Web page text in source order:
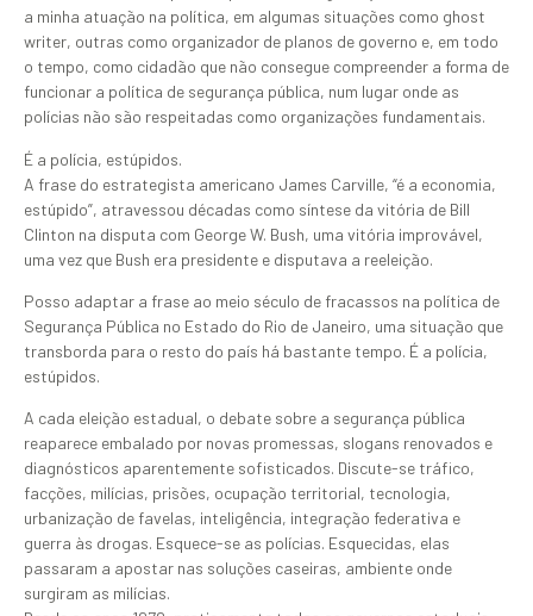
a minha atuação na política, em algumas situações como ghost
writer, outras como organizador de planos de governo e, em todo
o tempo, como cidadão que não consegue compreender a forma de
funcionar a política de segurança pública, num lugar onde as
polícias não são respeitadas como organizações fundamentais.
É a polícia, estúpidos.
A frase do estrategista americano James Carville, “é a economia,
estúpido”, atravessou décadas como síntese da vitória de Bill
Clinton na disputa com George W. Bush, uma vitória improvável,
uma vez que Bush era presidente e disputava a reeleição.
Posso adaptar a frase ao meio século de fracassos na política de
Segurança Pública no Estado do Rio de Janeiro, uma situação que
transborda para o resto do país há bastante tempo. É a polícia,
estúpidos.
A cada eleição estadual, o debate sobre a segurança pública
reaparece embalado por novas promessas, slogans renovados e
diagnósticos aparentemente sofisticados. Discute-se tráfico,
facções, milícias, prisões, ocupação territorial, tecnologia,
urbanização de favelas, inteligência, integração federativa e
guerra às drogas. Esquece-se as polícias. Esquecidas, elas
passaram a apostar nas soluções caseiras, ambiente onde
surgiram as milícias.